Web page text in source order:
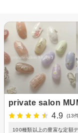
private salon
4.9
(13
100種類以上の豊富な定額